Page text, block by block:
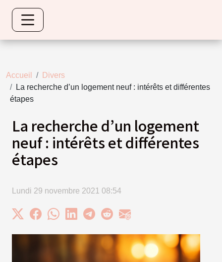
Accueil
Divers
La recherche d’un logement neuf : intérêts et différentes
étapes
La recherche d’un logement
neuf : intérêts et différentes
étapes
Lundi 29 novembre 2021 08:54